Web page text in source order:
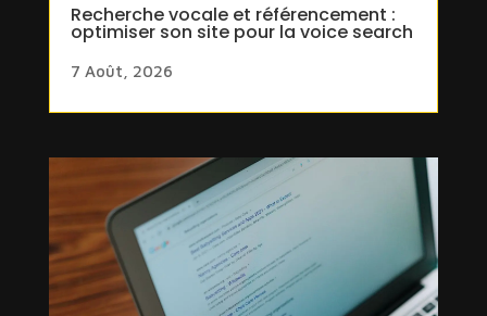
Recherche vocale et référencement :
optimiser son site pour la voice search
7 Août, 2026